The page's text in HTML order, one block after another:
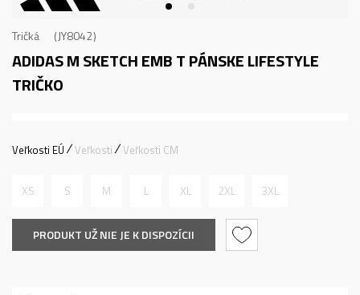
Tričká JY8042
ADIDAS M SKETCH EMB TPÁNSKE LIFESTYLE
TRIČKO
Veľkosti EÚ Veľkosti Veľkosti CM
XS S M L XL 2XL 3XL
PRODUKT UŽ NIE JE K DISPOZÍCII